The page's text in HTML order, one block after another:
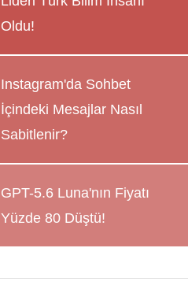
Oldu!
Instagram'da Sohbet
İçindeki Mesajlar Nasıl
Sabitlenir?
GPT-5.6 Luna'nın Fiyatı
Yüzde 80 Düştü!